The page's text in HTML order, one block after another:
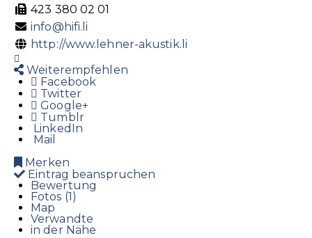
423 380 02 01
info@hifi.li
http://www.lehner-akustik.li
Weiterempfehlen
Facebook
Twitter
Google+
Tumblr
LinkedIn
Mail
Merken
Eintrag beanspruchen
Bewertung
Fotos (1)
Map
Verwandte
in der Nähe